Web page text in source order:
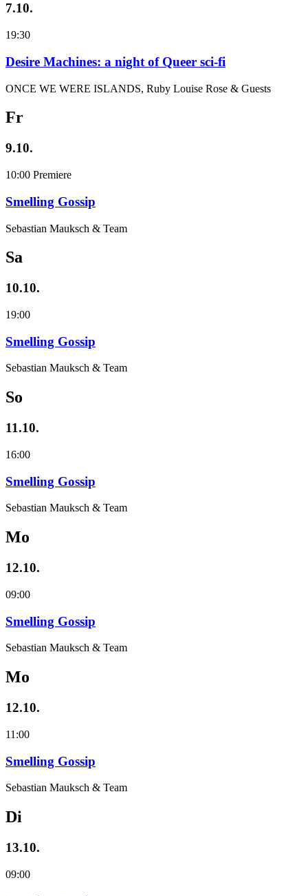
7.10.
19:30
Desire Machines: a night of Queer sci-fi
ONCE WE WERE ISLANDS, Ruby Louise Rose & Guests
Fr
9.10.
10:00 Premiere
Smelling Gossip
Sebastian Mauksch & Team
Sa
10.10.
19:00
Smelling Gossip
Sebastian Mauksch & Team
So
11.10.
16:00
Smelling Gossip
Sebastian Mauksch & Team
Mo
12.10.
09:00
Smelling Gossip
Sebastian Mauksch & Team
Mo
12.10.
11:00
Smelling Gossip
Sebastian Mauksch & Team
Di
13.10.
09:00